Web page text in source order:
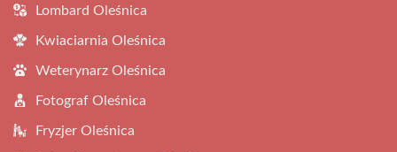
Lombard Oleśnica
Kwiaciarnia Oleśnica
Weterynarz Oleśnica
Fotograf Oleśnica
Fryzjer Oleśnica